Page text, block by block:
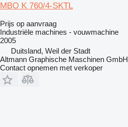
MBO K 760/4-SKTL
Prijs op aanvraag
Industriële machines - vouwmachine
2005
Duitsland, Weil der Stadt
Altmann Graphische Maschinen GmbH
Contact opnemen met verkoper